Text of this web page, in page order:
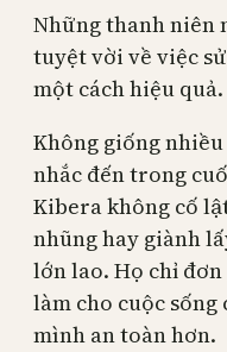
Những thanh niên
tuyệt vời về việc
một cách hiệu quả.
Không giống
nhắc đến trong
Kibera không cố
nhũng hay giành
lớn lao. Họ chỉ
làm cho cuộc sống
mình an toàn hơn.